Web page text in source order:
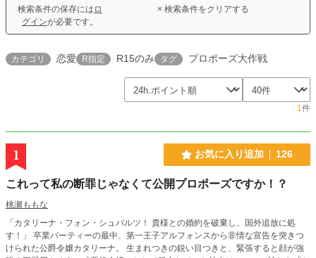
検索条件の保存には ロ
グインが必要です。
× 検索条件をクリアする
カテゴリ 恋愛 R指定 R15のみ タグ プロポーズ大作戦
1件
1 お気に入り追加 126
これって私の断罪じゃなくて公開プロポーズですか！？
桃瀬ももな
「カタリーナ・フォン・シュバルツ！ 貴様との婚約を破棄し、国外追放に処
す！」 卒業パーティーの最中、第一王子アルフォンスから非情な宣告を突きつ
けられた公爵令嬢カタリーナ。 生まれつきの鋭い目つきと、緊張すると顔が強